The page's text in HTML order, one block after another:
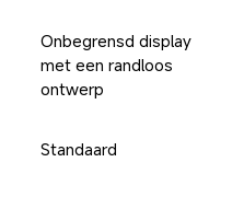
Onbegrensd display
met een randloos
ontwerp
Standaard